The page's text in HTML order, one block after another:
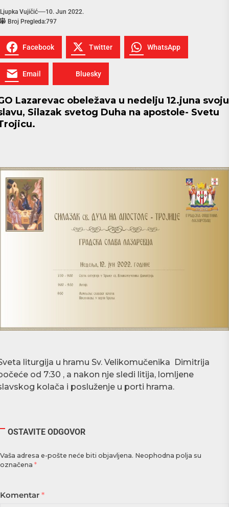
Ljupka Vujičić
10. Jun 2022.
Broj Pregleda:797
Facebook Twitter WhatsApp
Email Bluesky
Lazarevac obeležava u nedelju 12.juna svoju
Silazak svetog Duha na apostole- Svetu
liturgija u hramu Sv. Velikomučenika Dimitrija
od 7:30 , a nakon nje sledi litija, lomljene
kolača i posluženje u porti hrama.
OSTAVITE ODGOVOR
Vaša adresa e-pošte neće biti objavljena. Neophodna polja su
označena *
Komentar *